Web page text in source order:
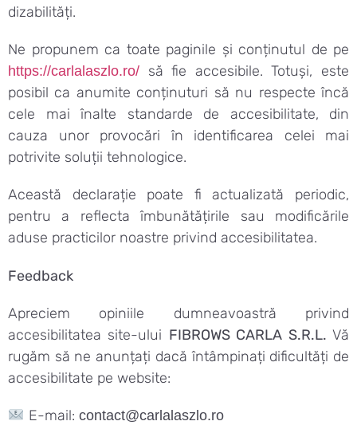
dizabilități.
Ne propunem ca toate paginile și conținutul de pe
https://carlalaszlo.ro/ să fie accesibile. Totuși, este
posibil ca anumite conținuturi să nu respecte încă
cele mai înalte standarde de accesibilitate, din
cauza unor provocări în identificarea celei mai
potrivite soluții tehnologice.
Această declarație poate fi actualizată periodic,
pentru a reflecta îmbunătățirile sau modificările
aduse practicilor noastre privind accesibilitatea.
Feedback
Apreciem opiniile dumneavoastră privind
accesibilitatea site-ului FIBROWS CARLA S.R.L. Vă
rugăm să ne anunțați dacă întâmpinați dificultăți de
accesibilitate pe website:
E-mail: contact@carlalaszlo.ro